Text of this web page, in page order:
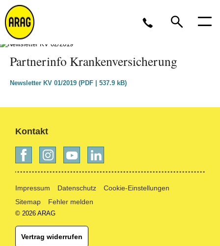
Montag bis Freitag 8 bis 17 Uhr, oder per
Mail
Partnerinfo Krankenversicherung
Newsletter KV 01/2019 (PDF | 537.9 kB)
Kontakt
Impressum Datenschutz
Cookie-Einstellungen
Sitemap
Fehler melden
© 2026 ARAG
Vertrag widerrufen